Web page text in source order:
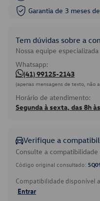
Garantia de 3 meses
Tem dúvidas sobre a
Nossa equipe
Whatsapp:
(41) 99125-2143
(apenas mensagens de texto, não
Horário de atendimento:
Segunda à sexta, das 8h
Verifique a
Consulte a
Código original consultado:
Compatibilidade disponível
Entrar